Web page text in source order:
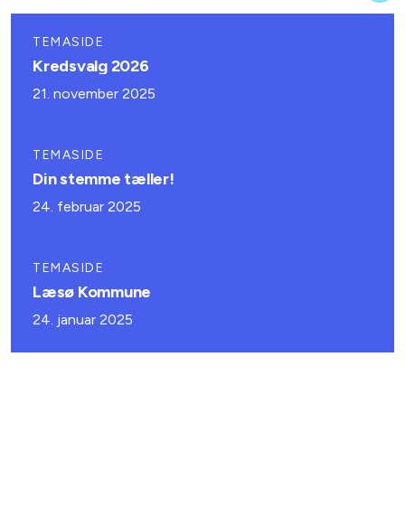
TEMASIDE
Kredsvalg 2026
21. november 2025
TEMASIDE
Din stemme tæller!
24. februar 2025
TEMASIDE
Læsø Kommune
24. januar 2025